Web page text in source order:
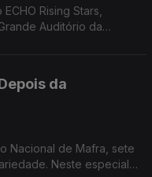
Rising Stars,
Auditório da
da
Nacional de Mafra, sete
Neste especial